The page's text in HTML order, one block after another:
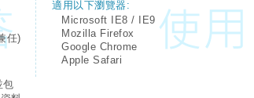
任)
包
適用以下瀏覽器:
Microsoft IE8 / IE9
Mozilla Firefox
Google Chrome
Apple Safari